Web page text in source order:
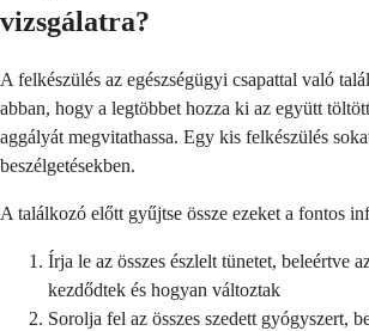
vizsgálatra?
A felkészülés az egészségügyi csapattal való
abban, hogy a legtöbbet hozza ki az együtt
aggályát megvitathassa. Egy kis felkészülés
beszélgetésekben.
A találkozó előtt gyűjtse össze ezeket a fontos
Írja le az összes észlelt tünetet, beleértve
kezdődtek és hogyan változtak
Sorolja fel az összes szedett gyógyszert,